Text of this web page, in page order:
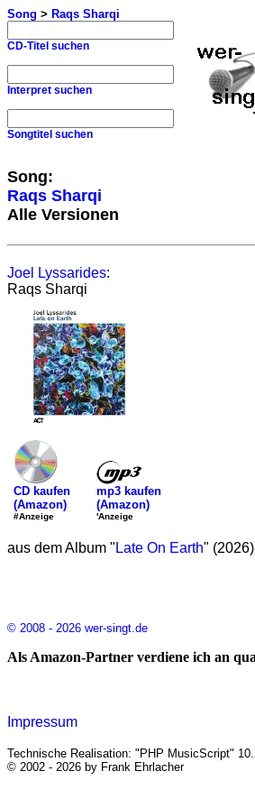
Song > Raqs Sharqi
CD-Titel suchen
Interpret suchen
Songtitel suchen
Song:
Raqs Sharqi
Alle Versionen
Joel Lyssarides:
Raqs Sharqi
CD kaufen
(Amazon)
#Anzeige
mp3 kaufen
(Amazon)
'Anzeige
aus dem Album " Late On Earth" (2026)
© 2008 - 2026 wer-singt.de
Als Amazon-Partner verdiene ich an
Impressum
Technische Realisation: "PHP MusicScript"
© 2002 - 2026 by Frank Ehrlacher